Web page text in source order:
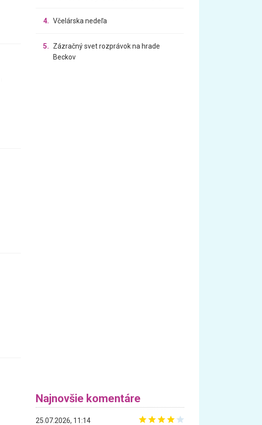
4. Včelárska nedeľa
5.
Zázračný svet rozprávok na hrade
Beckov
Najnovšie komentáre
25.07.2026, 11:14